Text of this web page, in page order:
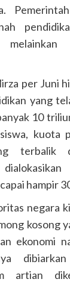
melainkan
per Juni
yang
10
kuota
terbalik
hampir
negara
kosong
ekonomi
artian